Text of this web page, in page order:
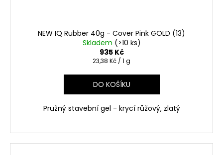
NEW IQ Rubber 40g - Cover Pink GOLD (13)
Skladem (>10 ks)
935 Kč
Měrná
23,38 Kč / 1 g
DO KOŠÍKU
Pružný stavební gel - krycí růžový, zlatý